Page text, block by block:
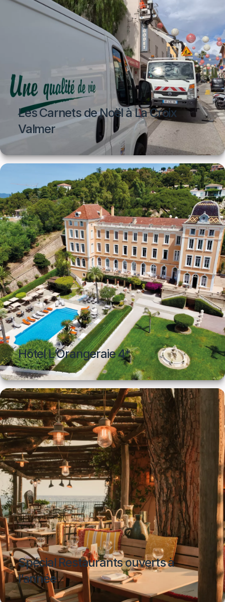
Les Carnets de Noël à La Croix
Valmer
Hôtel L’Orangeraie 4*
Spécial Restaurants ouverts à
l’année